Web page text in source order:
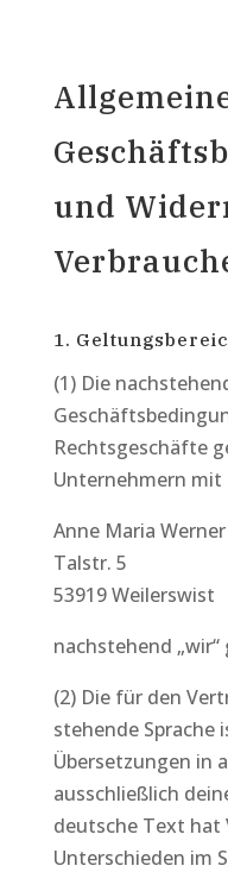
und
1.
(1) Die
Rechtsgeschäfte
Unternehmern mit
Anne Maria Werner
Talstr. 5
53919 Weilerswist
nachstehend
(2) Die für den
stehende Sprache
Übersetzungen in
ausschließlich
deutsche Text hat
Unterschieden im